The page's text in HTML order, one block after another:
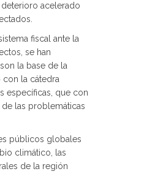
acelerado
fiscal ante la
se han
la base de la
con la cátedra
específicas, que con
las problemáticas
públicos globales
climático, las
de la región